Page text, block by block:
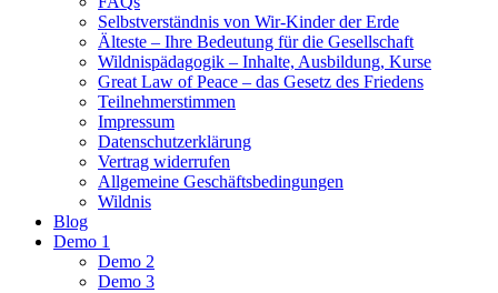
Selbstverständnis von Wir-Kinder der Erde
Älteste – Ihre Bedeutung für die Gesellschaft
Wildnispädagogik – Inhalte, Ausbildung, Kurse
Great Law of Peace – das Gesetz des Friedens
Teilnehmerstimmen
Impressum
Datenschutzerklärung
Vertrag widerrufen
Allgemeine Geschäftsbedingungen
Wildnis
Blog
Demo 1
Demo 2
Demo 3